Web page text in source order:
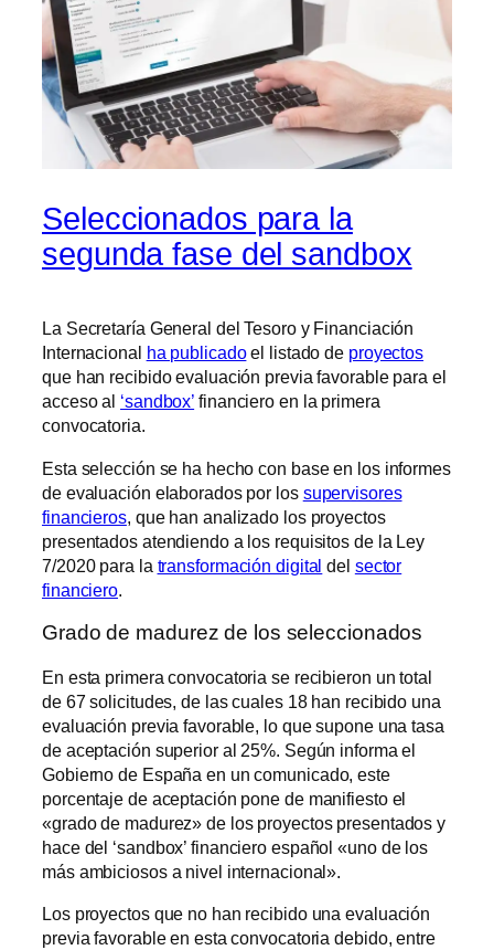
Seleccionados para la
segunda fase del sandbox
La Secretaría General del Tesoro y Financiación
Internacional ha publicadoel listado de proyectos
que han recibido evaluación previa favorable para el
acceso al ‘sandbox’ financiero en la primera
convocatoria.
Esta selección se ha hecho con base en los informes
de evaluación elaborados por los supervisores
financieros, que han analizado los proyectos
presentados atendiendo a los requisitos de la Ley
7/2020 para la transformación digital del sector
financiero
Grado de madurez de los seleccionados
En esta primera convocatoria se recibieron un total
de 67 solicitudes, de las cuales 18 han recibido una
evaluación previa favorable, lo que supone una tasa
de aceptación superior al 25%. Según informa el
Gobierno de España en un comunicado, este
porcentaje de aceptación pone de manifiesto el
«grado de madurez» de los proyectos presentados y
hace del ‘sandbox’ financiero español «uno de los
más ambiciosos a nivel internacional».
Los proyectos que no han recibido una evaluación
previa favorable en esta convocatoria debido, entre